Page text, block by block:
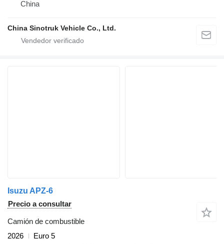
China
China Sinotruk Vehicle Co., Ltd.
Isuzu APZ-6
Precio a consultar
Camión de combustible
2026
Euro 5